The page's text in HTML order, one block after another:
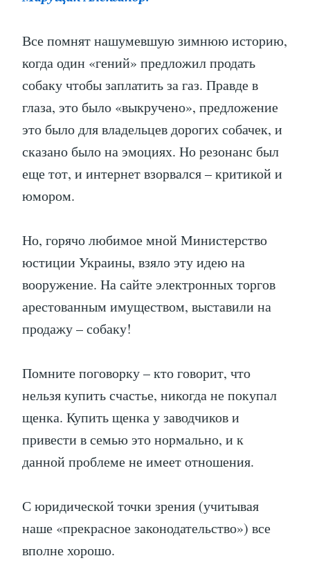
Все помнят нашумевшую зимнюю историю,
когда один «гений» предложил продать
собаку чтобы заплатить за газ. Правде в
глаза, это было «выкручено», предложение
это было для владельцев дорогих собачек, и
сказано было на эмоциях. Но резонанс был
еще тот, и интернет взорвался – критикой и
юмором.
Но, горячо любимое мной Министерство
юстиции Украины, взяло эту идею на
вооружение. На сайте электронных торгов
арестованным имуществом, выставили на
продажу – собаку!
Помните поговорку – кто говорит, что
нельзя купить счастье, никогда не покупал
щенка. Купить щенка у заводчиков и
привести в семью это нормально, и к
данной проблеме не имеет отношения.
С юридической точки зрения (учитывая
наше «прекрасное законодательство») все
вполне хорошо.